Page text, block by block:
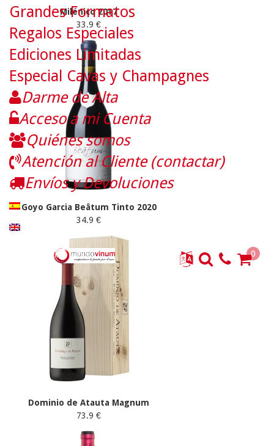
Milénico 2017
33.9 €
Goyo Garcia Beâtum Tinto 2020
34.9 €
Dominio de Atauta Magnum
73.9 €
Grandes Formatos
Regalos Especiales
Ediciones Limitadas
Especial Cavas y Champagnes
Darme de Alta
Acceso a mi Cuenta
Quiénes somos
Atención al Cliente (contactar)
Envíos y Devoluciones
0